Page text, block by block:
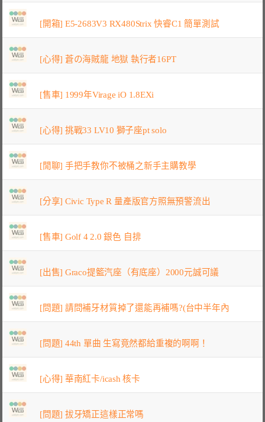
[開箱] E5-2683V3 RX480Strix 快睿C1 簡單測試
[心得] 蒼の海賊龍 地獄 執行者16PT
[售車] 1999年Virage iO 1.8EXi
[心得] 挑戰33 LV10 獅子座pt solo
[閒聊] 手把手教你不被桶之新手主購教學
[分享] Civic Type R 量產版官方照無預警流出
[售車] Golf 4 2.0 銀色 自排
[出售] Graco提籃汽座（有底座）2000元誠可議
[問題] 請問補牙材質掉了還能再補嗎?(台中半年內
[問題] 44th 單曲 生寫竟然都給重複的啊啊！
[心得] 華南紅卡/icash 核卡
[問題] 拔牙矯正這樣正常嗎